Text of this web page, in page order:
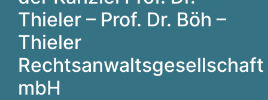
Thieler – Prof. Dr. Böh –
Thieler
Rechtsanwaltsgesellschaft
mbH